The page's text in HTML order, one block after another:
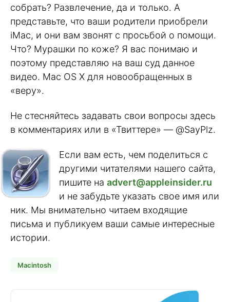
собрать? Развлечение, да и только. А
представьте, что ваши родители приобрели
iMac, и они вам звонят с просьбой о помощи.
Что? Мурашки по коже? Я вас понимаю и
поэтому представляю на ваш суд данное
видео. Mac OS X для новообращенных в
«веру».
Не стесняйтесь задавать свои вопросы здесь
в комментариях или в «Твиттере» — @SayPlz.
Если вам есть, чем поделиться с
другими читателями нашего сайта,
пишите на advert@appleinsider.ru
и не забудьте указать свое имя или
ник. Мы внимательно читаем входящие
письма и публикуем ваши самые интересные
истории.
Macintosh